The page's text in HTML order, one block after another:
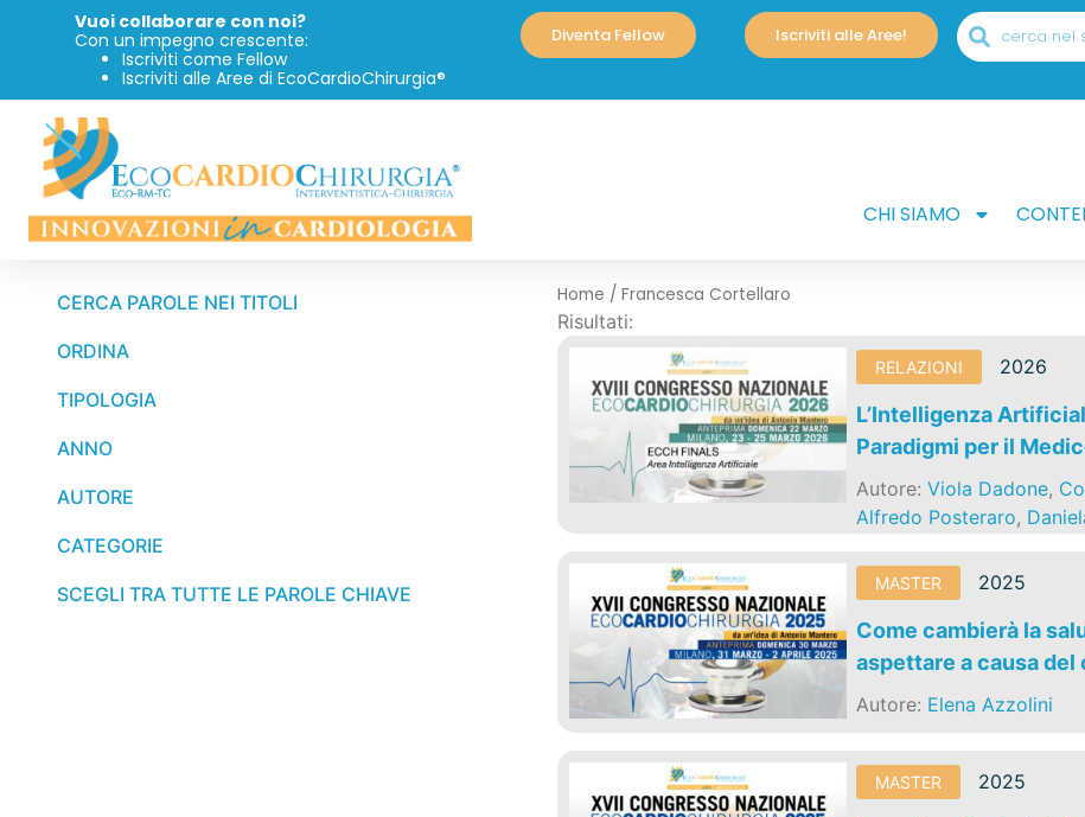
Vuoi collaborare con noi?
Con un impegno crescente:
Iscriviti come Fellow
Iscriviti alle Aree di EcoCardioChirurgia®
Diventa Fellow Iscriviti alle Aree!
CHI SIAMO
CERCA PAROLE NEI TITOLI
ORDINA
TIPOLOGIA
ANNO
AUTORE
CATEGORIE
SCEGLI TRA TUTTE LE PAROLE CHIAVE
Home /Francesca Cortellaro
Risultati:
RELAZIONI 2026
L’Intelligenza
Paradigmi per il
Autore: Viola Dadone,
Alfredo Posteraro,
MASTER 2025
Come cambierà la
aspettare a causa
Autore: Elena Azzolini
MASTER 2025